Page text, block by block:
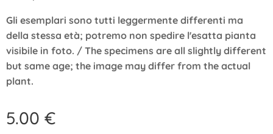
Gli esemplari sono tutti leggermente differenti ma
della stessa età; potremo non spedire l'esatta pianta
visibile in foto. / The specimens are all slightly different
but same age; the image may differ from the actual
plant.
5.00 €